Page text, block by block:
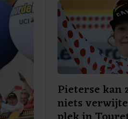
Pieterse kan
niets